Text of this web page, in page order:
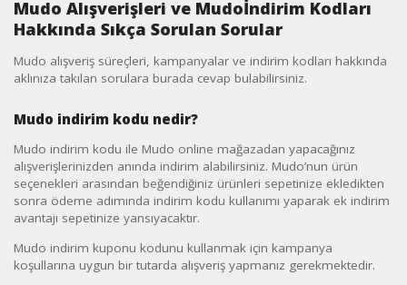
Mudo Alışverişleri ve Mudoİndirim Kodları
Hakkında Sıkça Sorulan Sorular
Mudo alışveriş süreçleri, kampanyalar ve indirim kodları hakkında
aklınıza takılan sorulara burada cevap bulabilirsiniz.
Mudo indirim kodu nedir?
Mudo indirim kodu ile Mudo online mağazadan yapacağınız
alışverişlerinizden anında indirim alabilirsiniz. Mudo’nun ürün
seçenekleri arasından beğendiğiniz ürünleri sepetinize ekledikten
sonra ödeme adımında indirim kodu kullanımı yaparak ek indirim
avantajı sepetinize yansıyacaktır.
Mudo indirim kuponu kodunu kullanmak için kampanya
koşullarına uygun bir tutarda alışveriş yapmanız gerekmektedir.